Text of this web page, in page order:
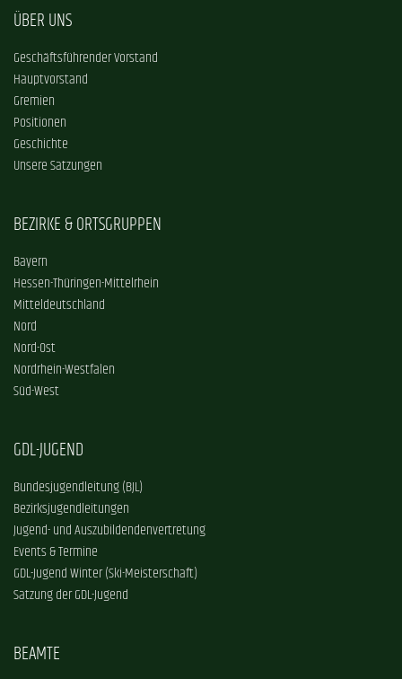
ÜBER UNS
Geschäftsführender Vorstand
Hauptvorstand
Gremien
Positionen
Geschichte
Unsere Satzungen
BEZIRKE & ORTSGRUPPEN
Bayern
Hessen-Thüringen-Mittelrhein
Mitteldeutschland
Nord
Nord-Ost
Nordrhein-Westfalen
Süd-West
GDL-JUGEND
Bundesjugendleitung (BJL)
Bezirksjugendleitungen
Jugend- und Auszubildendenvertretung
Events & Termine
GDL-Jugend Winter (Ski-Meisterschaft)
Satzung der GDL-Jugend
BEAMTE